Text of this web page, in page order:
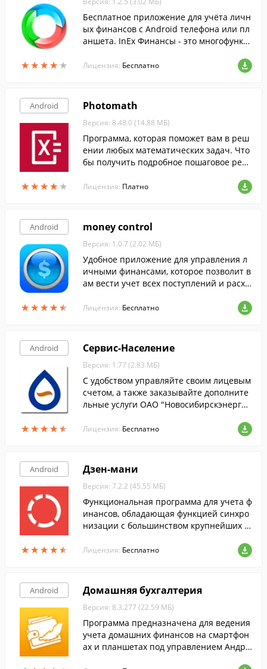
★★★★★
★★★★★
Бесплатное приложение для учёта личн
ых финансов с Android телефона или пл
аншета. InEx Финансы - это многофункц
шней бухгалтерии и отслеживания расх
Лицензия: Бесплатно
Android
★★★★ ★
★★★★ ★
Photomath
Версия: 8.48.0 (14.88 МБ)
Программа, которая поможет вам в реш
ении любых математических задач. Что
бы получить подробное пошаговое реш
вить камеру смартфона на желаемый пр
Лицензия: Платно
Android
★★★★★
★★★★★
money control
Версия: 1.0.7 (2.02 МБ)
Удобное приложение для управления л
ичными финансами, которое позволит в
ам вести учет всех поступлений и расхо
Лицензия: Бесплатно
Android
★★★★★
★★★★★
Сервис-Население
Версия: 1.77 (2.83 МБ)
С удобством управляйте своим лицевым
счетом, а также заказывайте дополните
льные услуги ОАО "Новосибирскэнергос
Лицензия: Бесплатно
Android
★★★★★
★★★★★
Дзен-мани
Версия: 7.2.2 (45.55 МБ)
Функциональная программа для учета ф
инансов, обладающая функцией синхро
низации с большинством крупнейших б
хстана.
Лицензия: Бесплатно
Android Домашняя бухгалтерия
Версия: 8.3.277 (22.59 МБ)
Программа предназначена для ведения
учета домашних финансов на смартфон
ах и планшетах под управлением Андро